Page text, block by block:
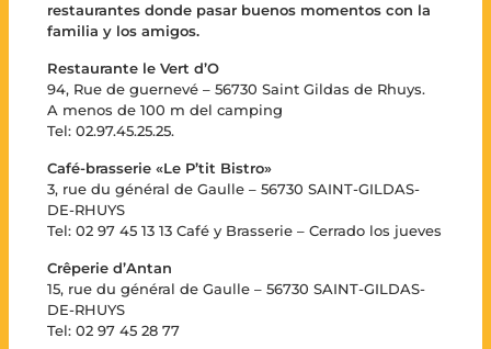
restaurantes donde pasar buenos momentos con la
familia y los amigos.
Restaurante le Vert d’O
94, Rue de guernevé – 56730 Saint Gildas de Rhuys.
A menos de 100 m del camping
Tel: 02.97.45.25.25.
Café-brasserie «Le P’tit Bistro»
3, rue du général de Gaulle – 56730 SAINT-GILDAS-
DE-RHUYS
Tel: 02 97 45 13 13 Café y Brasserie – Cerrado los jueves
Crêperie d’Antan
15, rue du général de Gaulle – 56730 SAINT-GILDAS-
DE-RHUYS
Tel: 02 97 45 28 77